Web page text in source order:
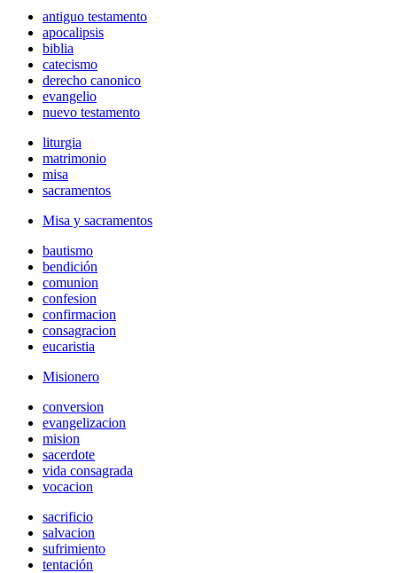
antiguo testamento
apocalipsis
biblia
catecismo
derecho canonico
evangelio
nuevo testamento
liturgia
matrimonio
misa
sacramentos
Misa y sacramentos
bautismo
bendición
comunion
confesion
confirmacion
consagracion
eucaristia
Misionero
conversion
evangelizacion
mision
sacerdote
vida consagrada
vocacion
sacrificio
salvacion
sufrimiento
tentación